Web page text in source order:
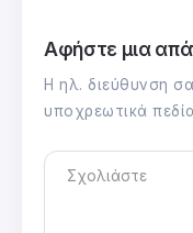
Αφήστε μια
Η ηλ. διεύθυνση
υποχρεωτικά